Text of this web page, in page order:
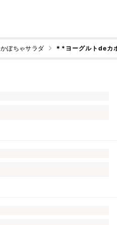
かぼちゃサラダ ＊*ヨーグルトdeカ